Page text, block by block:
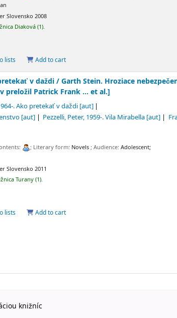
Slovensko 2008
Diaková(1).
lists Add to cart
v daždi / Garth Stein. Hroziace
preložil Patrick Frank ... et al.]
. Ako pretekať v daždi[aut]
[aut] Pezzelli, Peter, 1959-. Vila Mirabella [aut]
; Literary form: Novels; Audience:Adolescent;
Slovensko 2011
Turany(1).
lists Add to cart
knižníc